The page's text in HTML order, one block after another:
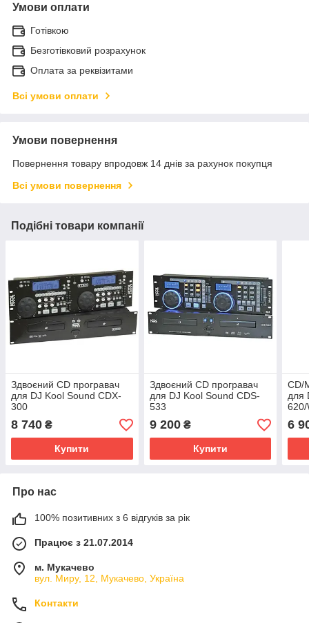
Умови оплати
Готівкою
Безготівковий розрахунок
Оплата за реквізитами
Всі умови оплати
Умови повернення
Повернення товару впродовж 14 днів за рахунок покупця
Всі умови повернення
Подібні товари компанії
Здвоєний CD програвач
для DJ Kool Sound CDX-
300
8 740 ₴
Купити
Здвоєний CD програвач
для DJ Kool Sound CDS-
533
9 200₴
Купити
CD/
для
620/
6
Про нас
100% позитивних з 6 відгуків за рік
Працює з 21.07.2014
м. Мукачево
вул. Миру, 12, Мукачево, Україна
Контакти